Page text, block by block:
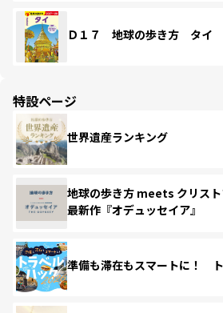
Ｄ１７ 地球の歩き方 タイ
特設ページ
世界遺産ランキング
地球の歩き方 meets クリス
最新作『オデュッセイア』
準備も滞在もスマートに！